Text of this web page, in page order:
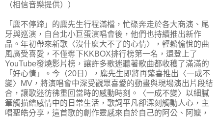
（相信音樂提供））
「麋不停蹄」的麋先生行程滿檔，忙碌奔走於各大商演、尾
牙與巡演，自台北小巨蛋演唱會後，他們也持續推出新作
品。年初帶來新歌〈沒什麼大不了的心情〉，輕鬆愉悅的曲
風廣受喜愛，不僅奪下KKBOX排行榜第一名，還登上了
YouTube發燒影片榜，讓許多歌迷聽著歌曲都收穫了滿滿的
「好心情」。今（20日），麋先生即將再驚喜推出〈一成不
變〉MV，將演唱會中深受觀眾喜愛的動畫與現場演出片段結
合，讓歌迷彷彿重回當時的感動時刻。〈一成不變〉以細膩
筆觸描繪感情中的日常生活，歌詞平凡卻深刻觸動人心，主
唱聖皓分享，這首歌的創作靈感來自於自己的阿公、阿嬤，